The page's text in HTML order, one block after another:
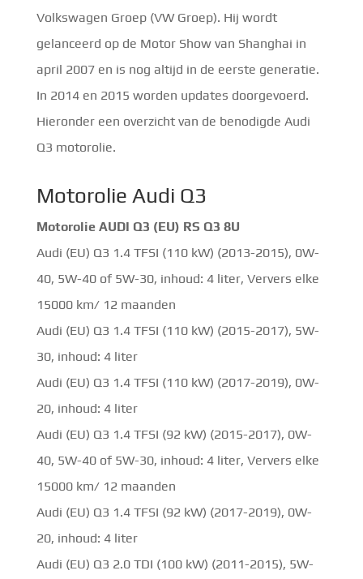
Volkswagen Groep (VW Groep). Hij wordt
gelanceerd op de Motor Show van Shanghai in
april 2007 en is nog altijd in de eerste generatie.
In 2014 en 2015 worden updates doorgevoerd.
Hieronder een overzicht van de benodigde Audi
Q3 motorolie.
Motorolie Audi Q3
Motorolie AUDI Q3 (EU) RS Q3 8U
Audi (EU) Q3 1.4 TFSI (110 kW) (2013-2015), 0W-
40, 5W-40 of 5W-30, inhoud: 4 liter, Ververs elke
15000 km/ 12 maanden
Audi (EU) Q3 1.4 TFSI (110 kW) (2015-2017), 5W-
30, inhoud: 4 liter
Audi (EU) Q3 1.4 TFSI (110 kW) (2017-2019), 0W-
20, inhoud: 4 liter
Audi (EU) Q3 1.4 TFSI (92 kW) (2015-2017), 0W-
40, 5W-40 of 5W-30, inhoud: 4 liter, Ververs elke
15000 km/ 12 maanden
Audi (EU) Q3 1.4 TFSI (92 kW) (2017-2019), 0W-
20, inhoud: 4 liter
Audi (EU) Q3 2.0 TDI (100 kW) (2011-2015), 5W-